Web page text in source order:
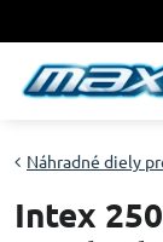
Náhradné diely
Intex